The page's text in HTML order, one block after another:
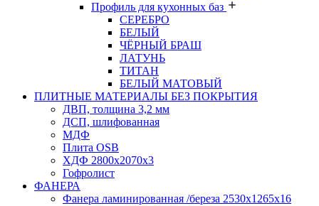
Профиль для кухонных баз
СЕРЕБРО
БЕЛЫЙ
ЧЁРНЫЙ БРАШ
ЛАТУНЬ
ТИТАН
БЕЛЫЙ МАТОВЫЙ
ПЛИТНЫЕ МАТЕРИАЛЫ БЕЗ ПОКРЫТИЯ
ДВП, толщина 3,2 мм
ДСП, шлифованная
МДФ
Плита OSB
ХДФ 2800х2070х3
Гофролист
ФАНЕРА
Фанера ламинированная /береза 2530х1265х16